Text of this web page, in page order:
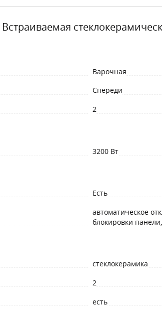
Встраиваемая
Варочная
Спереди
2
3200 Вт
Есть
автоматическое
блокировки
стеклокерамика
2
есть